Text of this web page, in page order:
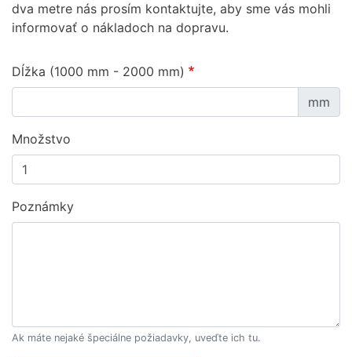
dva metre nás prosím kontaktujte, aby sme vás mohli
informovať o nákladoch na dopravu.
Dĺžka (1000 mm - 2000 mm)
mm
Množstvo
Poznámky
Ak máte nejaké špeciálne požiadavky, uveďte ich tu.